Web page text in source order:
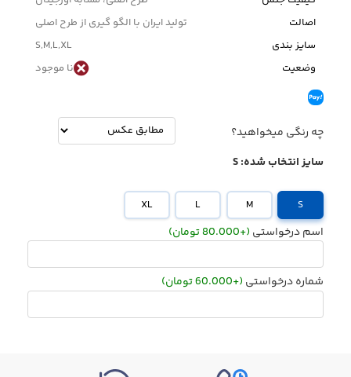
اصالت
تولید ایران با الگو گیری از طرح اصلی
سایز بندی
S,M,L,XL
وضعیت
نا موجود
چه رنگی میخواهید؟
سایز انتخاب شده:S
S
M
L
XL
اسم درخواستی (+80.000 تومان)
شماره درخواستی (+60.000 تومان)